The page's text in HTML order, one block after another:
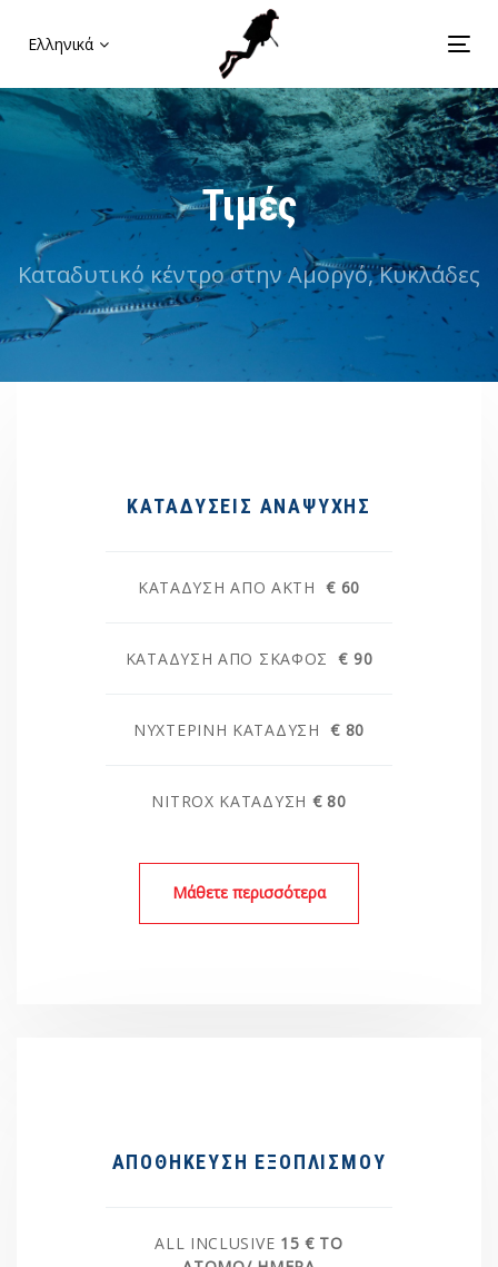
links
navigation
Skip
Ελληνικά
Τιμές
Καταδυτικό κέντρο στην Αμοργό, Κυκλάδες
ΚΑΤΑΔΥΣΕΙΣ ΑΝΑΨΥΧΗΣ
ΚΑΤΆΔΥΣΗ ΑΠΌ ΑΚΤΉ € 60
ΚΑΤΆΔΥΣΗ ΑΠΌ ΣΚΆΦΟΣ € 90
ΝΥΧΤΕΡΙΝΉ ΚΑΤΆΔΥΣΗ € 80
NITROX ΚΑΤΑΔΥΣΗ € 80
Μάθετε περισσότερα
ΑΠΟΘΉΚΕΥΣΗ ΕΞΟΠΛΙΣΜΟΎ
ALL INCLUSIVE 15 € ΤΟ